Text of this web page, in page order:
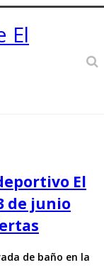
El
de junio
de baño en la